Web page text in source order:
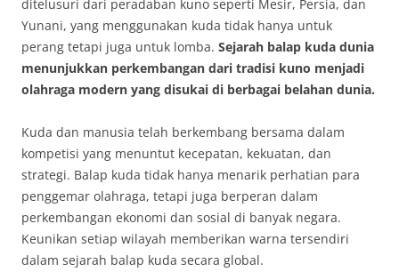
ditelusuri dari peradaban kuno seperti Mesir, Persia, dan
Yunani, yang menggunakan kuda tidak hanya untuk
perang tetapi juga untuk lomba. Sejarah balap kuda dunia
menunjukkan perkembangan dari tradisi kuno menjadi
olahraga modern yang disukai di berbagai belahan dunia.
Kuda dan manusia telah berkembang bersama dalam
kompetisi yang menuntut kecepatan, kekuatan, dan
strategi. Balap kuda tidak hanya menarik perhatian para
penggemar olahraga, tetapi juga berperan dalam
perkembangan ekonomi dan sosial di banyak negara.
Keunikan setiap wilayah memberikan warna tersendiri
dalam sejarah balap kuda secara global.